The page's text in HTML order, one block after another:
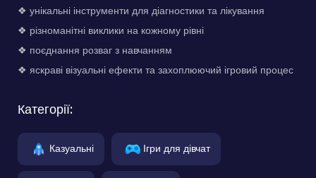
❖ унікальні інструменти для діагностики та лікування
❖ різноманітні виклики на кожному рівні
❖ поєднання розваг з навчанням
❖ яскраві візуальні ефекти та захоплюючий ігровий процес
Категорії:
Казуальні Ігри для дівчат